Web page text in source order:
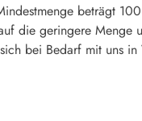
beträgt
die geringere
bei Bedarf mit uns